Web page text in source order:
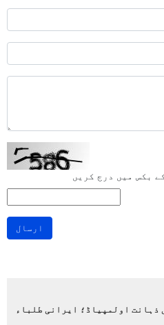
بکس میں درج کریں
ارسال
ذہانت اولمپیاڈ؛ ایرانی طلباء